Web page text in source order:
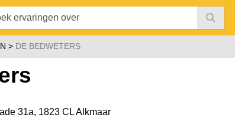
DE BEDWETERS
31a, 1823 CL Alkmaar